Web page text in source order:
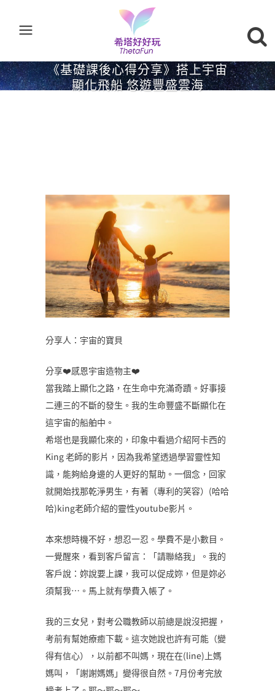
《基礎課後心得分享》搭上宇宙
顯化飛船 悠遊豐盛雲海
分享人：宇宙的寶貝
分享❤️感恩宇宙造物主❤️
當我踏上顯化之路，在生命中充滿奇蹟。好事接
二連三的不斷的發生。我的生命豐盛不斷顯化在
這宇宙的船舶中。
希塔也是我顯化來的，印象中看過介紹阿卡西的
King 老師的影片，因為我希望透過學習靈性知
識，能夠給身邊的人更好的幫助。一個念，回家
就開始找那乾淨男生，有著（專利的笑容）(哈哈
哈)king老師介紹的靈性youtube影片。
本來想時機不好，想忍一忍。學費不是小數目。
一覺醒來，看到客戶留言：「請聯絡我」。我的
客戶說：妳說要上課，我可以促成妳，但是妳必
須幫我…。馬上就有學費入帳了。
我的三女兒，對考公職教師以前總是說沒把握，
考前有幫她療癒下載。這次她說也許有可能（變
得有信心），以前都不叫媽，現在在(line)上媽
媽叫，「謝謝媽媽」變得很自然。7月份考完放